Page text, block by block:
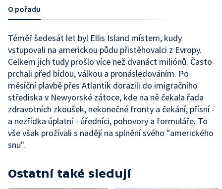
O pořadu
Téměř šedesát let byl Ellis Island místem, kudy
vstupovali na americkou půdu přistěhovalci z Evropy.
Celkem jich tudy prošlo více než dvanáct miliónů. Často
prchali před bídou, válkou a pronásledováním. Po
měsíční plavbě přes Atlantik dorazili do imigračního
střediska v Newyorské zátoce, kde na ně čekala řada
zdravotních zkoušek, nekonečné fronty a čekání, přísní -
a nezřídka úplatní - úředníci, pohovory a formuláře. To
vše však prožívali s nadějí na splnění svého "amerického
snu".
Ostatní také sledují